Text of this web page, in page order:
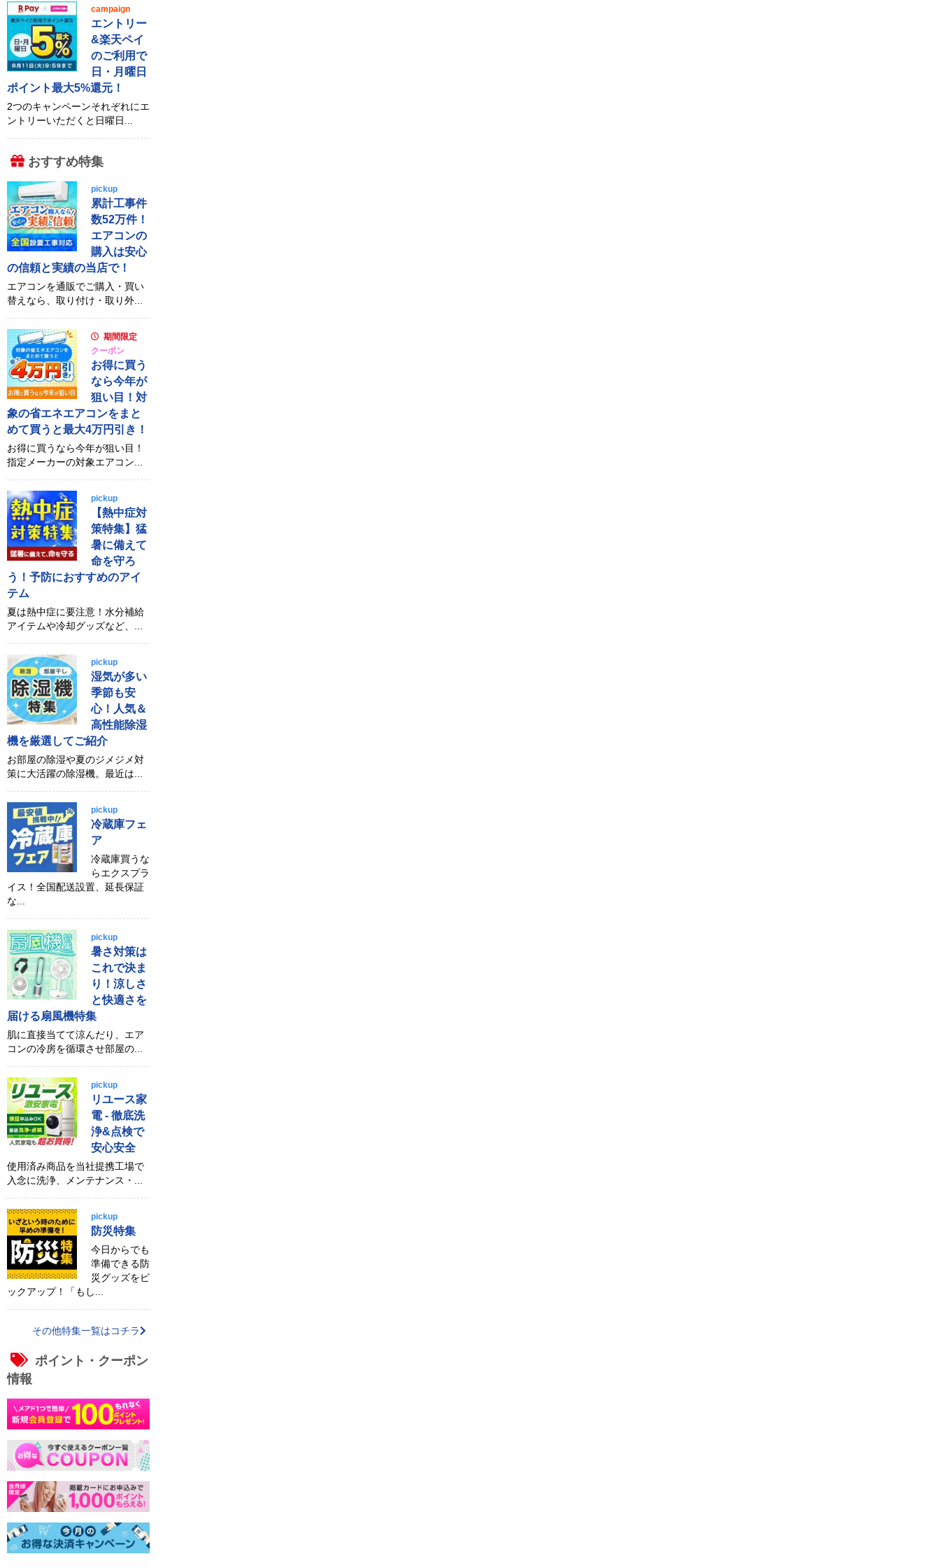
campaign
エントリー
&楽天ペイ
のご利用で
日・月曜日
ポイント最大5%還元！
2つのキャンペーンそれぞれにエ
ントリーいただくと日曜日...
おすすめ特集
pickup
累計工事件
数52万件！
エアコンの
購入は安心
の信頼と実績の当店で！
エアコンを通販でご購入・買い
替えなら、取り付け・取り外...
期間限定
クーポン
お得に買う
なら今年が
狙い目！対
象の省エネエアコンをまと
めて買うと最大4万円引き！
お得に買うなら今年が狙い目！
指定メーカーの対象エアコン...
pickup
【熱中症対
策特集】猛
暑に備えて
命を守ろ
う！予防におすすめのアイ
テム
夏は熱中症に要注意！水分補給
アイテムや冷却グッズなど、...
pickup
湿気が多い
季節も安
心！人気＆
高性能除湿
機を厳選してご紹介
お部屋の除湿や夏のジメジメ対
策に大活躍の除湿機。最近は...
pickup
冷蔵庫フェ
ア
冷蔵庫買うな
らエクスプラ
イス！全国配送設置、延長保証
な...
pickup
暑さ対策は
これで決ま
り！涼しさ
と快適さを
届ける扇風機特集
肌に直接当てて涼んだり、エア
コンの冷房を循環させ部屋の...
pickup
リユース家
電 - 徹底洗
浄&点検で
安心安全
使用済み商品を当社提携工場で
入念に洗浄、メンテナンス・...
pickup
防災特集
今日からでも
準備できる防
災グッズをピ
ックアップ！「もし...
その他特集一覧はコチラ
ポイント・クーポン
情報